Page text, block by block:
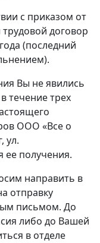
с приказом от
договор
(последний
Вы не явились
течение трех
ООО «Все о
ул.
ее получения.
направить в
отправку
письмом. До
либо до Вашей
в отделе